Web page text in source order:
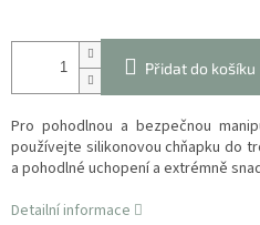
Přidat do košíku
Pro pohodlnou a bezpečnou
používejte silikonovou chňapku do
a pohodlné uchopení a extrémně
Detailní informace